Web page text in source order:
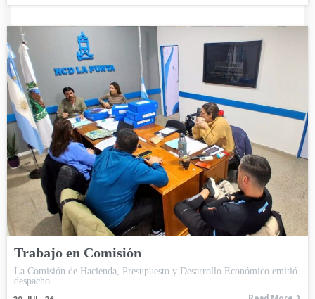
Trabajo en Comisión
La Comisión de Hacienda, Presupuesto y Desarrollo Económico emitió
despacho…